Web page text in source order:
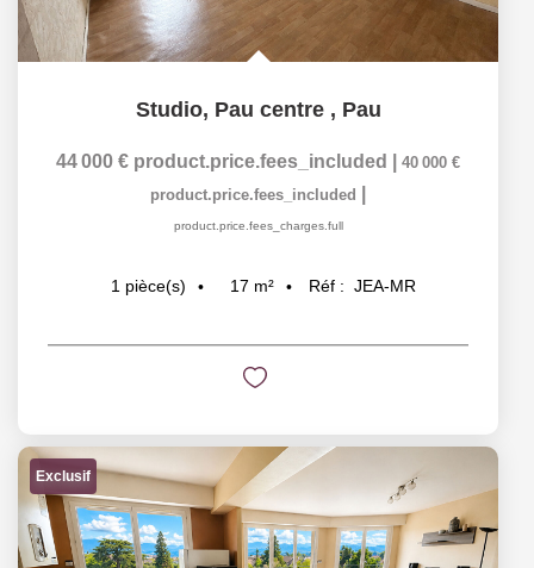
Studio, Pau centre , Pau
44 000 € product.price.fees_included
40 000 €
product.price.fees_included
product.price.fees_charges.full
1 pièce(s) 17 m² Réf : JEA-MR
Exclusif